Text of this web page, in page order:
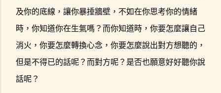
及你的底線，讓你暴捶牆壁，不如在你思考你的情緒
時，你知道你在生氣嗎？而你知道時，你要怎麼讓自己
消火，你要怎麼轉換心念，你要怎麼說出對方想聽的，
但是不得已的話呢？而對方呢？是否也願意好好聽你說
話呢？